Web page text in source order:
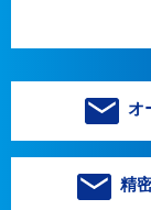
オ
精